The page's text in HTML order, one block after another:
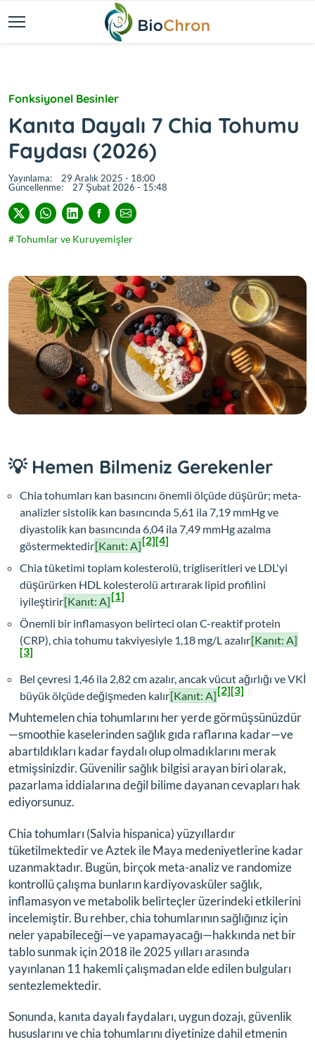
Fonksiyonel Besinler
Kanıta Dayalı 7 Chia Tohumu
Faydası (2026)
Yayınlama:
29 Aralık 2025 - 18:00
Güncellenme:
27 Şubat 2026 - 15:48
# Tohumlar ve Kuruyemişler
💡 Hemen Bilmeniz Gerekenler
Chia tohumları kan basıncını önemli ölçüde düşürür; meta-
analizler sistolik kan basıncında 5,61 ila 7,19 mmHg ve
diyastolik kan basıncında 6,04 ila 7,49 mmHg azalma
göstermektedir[Kanıt: A][2][4]
Chia tüketimi toplam kolesterolü, trigliseritleri ve LDL'yi
düşürürken HDL kolesterolü artırarak lipid profilini
iyileştirir[Kanıt: A][1]
Önemli bir inflamasyon belirteci olan C-reaktif protein
(CRP), chia tohumu takviyesiyle 1,18 mg/L azalır[Kanıt: A]
[3]
Bel çevresi 1,46 ila 2,82 cm azalır, ancak vücut ağırlığı ve VKİ
büyük ölçüde değişmeden kalır[Kanıt: A][2][3]
Muhtemelen chia tohumlarını her yerde görmüşsünüzdür
—smoothie kaselerinden sağlık gıda raflarına kadar—ve
abartıldıkları kadar faydalı olup olmadıklarını merak
etmişsinizdir. Güvenilir sağlık bilgisi arayan biri olarak,
pazarlama iddialarına değil bilime dayanan cevapları hak
ediyorsunuz.
Chia tohumları (Salvia hispanica) yüzyıllardır
tüketilmektedir ve Aztek ile Maya medeniyetlerine kadar
uzanmaktadır. Bugün, birçok meta-analiz ve randomize
kontrollü çalışma bunların kardiyovasküler sağlık,
inflamasyon ve metabolik belirteçler üzerindeki etkilerini
incelemiştir. Bu rehber, chia tohumlarının sağlığınız için
neler yapabileceği—ve yapamayacağı—hakkında net bir
tablo sunmak için 2018 ile 2025 yılları arasında
yayınlanan 11 hakemli çalışmadan elde edilen bulguları
sentezlemektedir.
Sonunda, kanıta dayalı faydaları, uygun dozajı, güvenlik
hususlarını ve chia tohumlarını diyetinize dahil etmenin